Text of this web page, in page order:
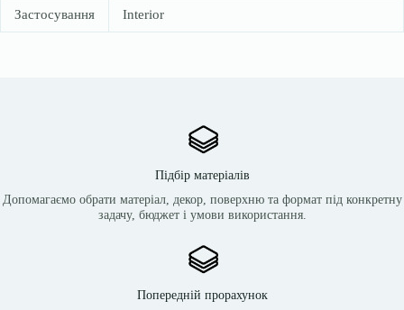
Застосування Interior
Підбір матеріалів
Допомагаємо обрати матеріал, декор, поверхню та формат під конкретну
задачу, бюджет і умови використання.
Попередній прорахунок